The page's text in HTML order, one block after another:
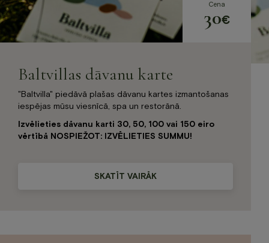
Baltvillas dāvanu karte
"Baltvilla" piedāvā plašas dāvanu kartes izmantošanas
iespējas mūsu viesnīcā, spa un restorānā.
Izvēlieties dāvanu karti 30, 50, 100 vai 150 eiro
vērtībā NOSPIEŽOT: IZVĒLIETIES SUMMU!
SKATĪT VAIRĀK
Cena
30€